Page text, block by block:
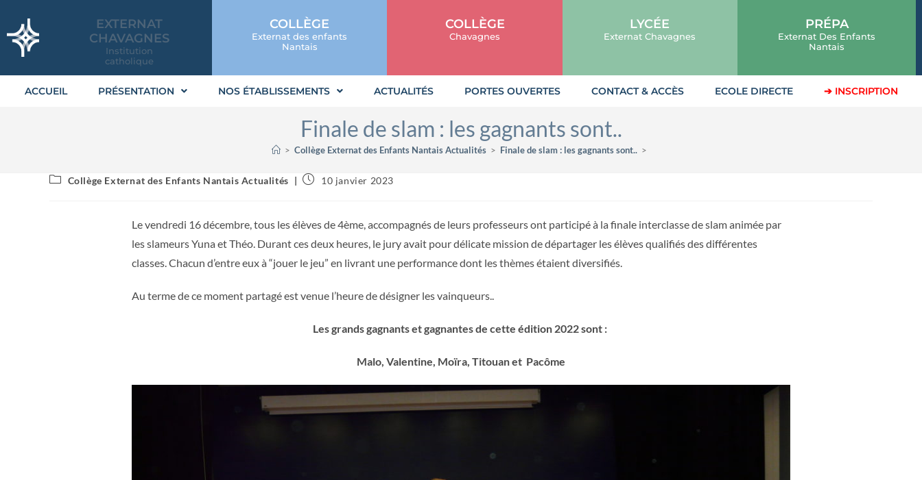
EXTERNAT
CHAVAGNES
Institution
catholique
COLLÈGE
Externat des enfants
Nantais
COLLÈGE
Chavagnes
LYCÉE
Externat Chavagnes
PRÉPA
Externat Des Enfants
Nantais
ACCUEIL PRÉSENTATION NOS ÉTABLISSEMENTS ACTUALITÉS PORTES OUVERTES CONTACT & ACCÈS ECOLE DIRECTE ➔ INSCRIPTION
Finale de slam : les gagnants sont..
> Collège Externat des Enfants Nantais Actualités > Finale de slam : les gagnants sont.. >
Collège Externat des Enfants Nantais Actualités 10 janvier 2023
Le vendredi 16 décembre, tous les élèves de 4ème, accompagnés de leurs professeurs ont participé à la finale interclasse de slam animée par
les slameurs Yuna et Théo. Durant ces deux heures, le jury avait pour délicate mission de départager les élèves qualifiés des différentes
classes. Chacun d’entre eux à “jouer le jeu” en livrant une performance dont les thèmes étaient diversifiés.
Au terme de ce moment partagé est venue l’heure de désigner les vainqueurs..
Les grands gagnants et gagnantes de cette édition 2022 sont :
Malo, Valentine, Moïra, Titouan et Pacôme